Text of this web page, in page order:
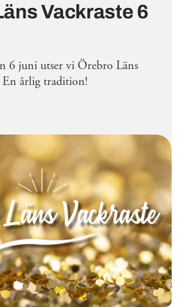
Vackraste 6
6 juni utser vi Örebro Läns
En årlig tradition!